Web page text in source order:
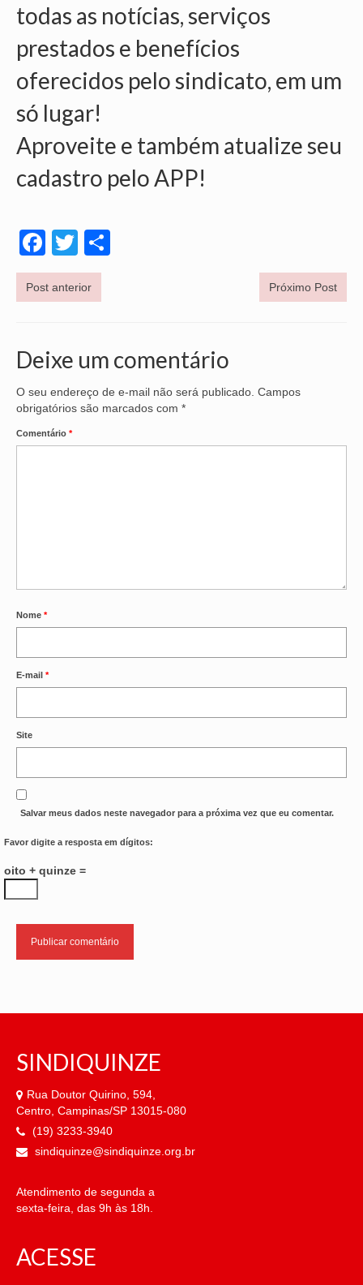
APOSENTADOS
AGENTES DE POLÍCIA JUDICIAL
ANALISTAS JUDICIÁRIOS
ACESSIBILIDADE E INCLUSÃO
LGBTQIA+
MULHERES
SAÚDE
SOLIDARIEDADE
TECNOLOGIA DA INFORMAÇÃO
todas as notícias, serviços
prestados e benefícios
oferecidos pelo sindicato, em um
só lugar!
Aproveite e também atualize seu
cadastro pelo APP!
Facebook
Twitter
Post anterior Próximo Post
Deixe um comentário
O seu endereço de e-mail não será publicado. Campos
obrigatórios são marcados com *
Comentário *
Nome *
E-mail *
Site
Salvar meus dados neste navegador para a próxima vez que eu comentar.
Favor digite a resposta em dígitos:
oito + quinze =
SINDIQUINZE
Rua Doutor Quirino, 594,
Centro, Campinas/SP 13015-080
(19) 3233-3940
sindiquinze@sindiquinze.org.br
Atendimento de segunda a
sexta-feira, das 9h às 18h.
ACESSE